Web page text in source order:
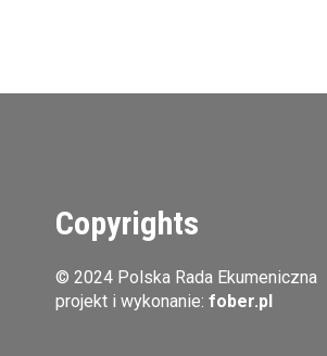
Copyrights
© 2024 Polska Rada Ekumeniczna
projekt i wykonanie: fober.pl